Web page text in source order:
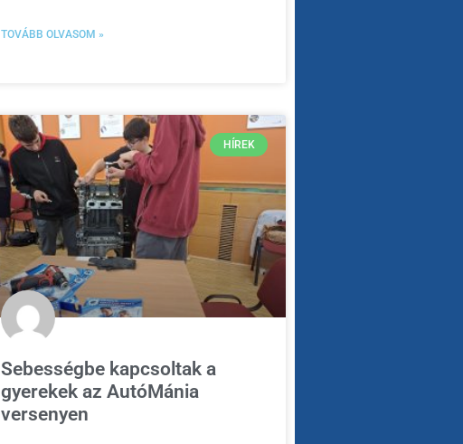
TOVÁBB OLVASOM »
HÍREK
Sebességbe kapcsoltak a
gyerekek az AutóMánia
versenyen